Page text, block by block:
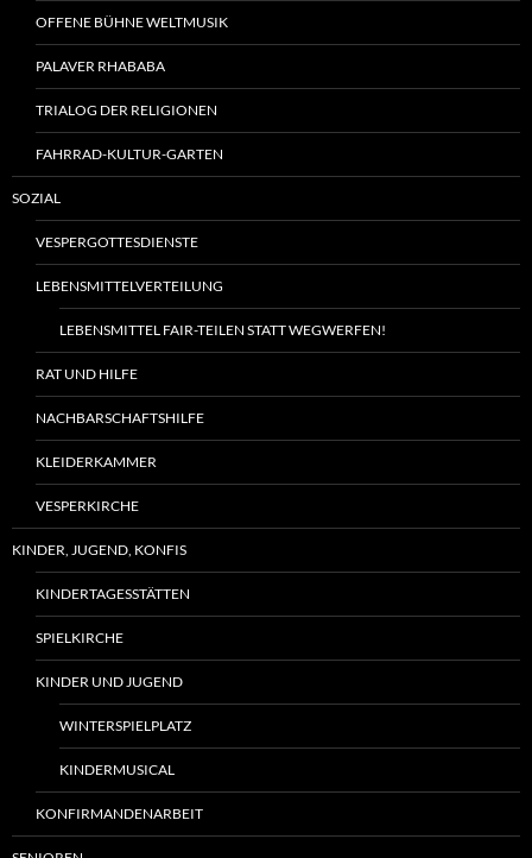
OFFENE BÜHNE WELTMUSIK
PALAVER RHABABA
TRIALOG DER RELIGIONEN
FAHRRAD-KULTUR-GARTEN
SOZIAL
VESPERGOTTESDIENSTE
LEBENSMITTELVERTEILUNG
LEBENSMITTEL FAIR-TEILEN STATT WEGWERFEN!
RAT UND HILFE
NACHBARSCHAFTSHILFE
KLEIDERKAMMER
VESPERKIRCHE
KINDER, JUGEND, KONFIS
KINDERTAGESSTÄTTEN
SPIELKIRCHE
KINDER UND JUGEND
WINTERSPIELPLATZ
KINDERMUSICAL
KONFIRMANDENARBEIT